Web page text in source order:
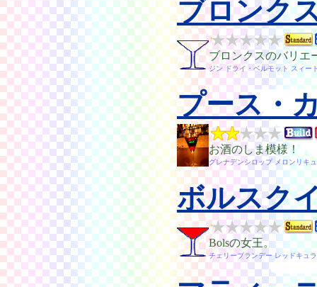
ブロンク
ブロンクスのバリエ
ジン ドライ・ベルモット スィー
プース・
お酒のしま模様！
グレナデンシロップ メロンリキ
ボルスク
Bolsの女王。
チェリーブランデー レッドキュ